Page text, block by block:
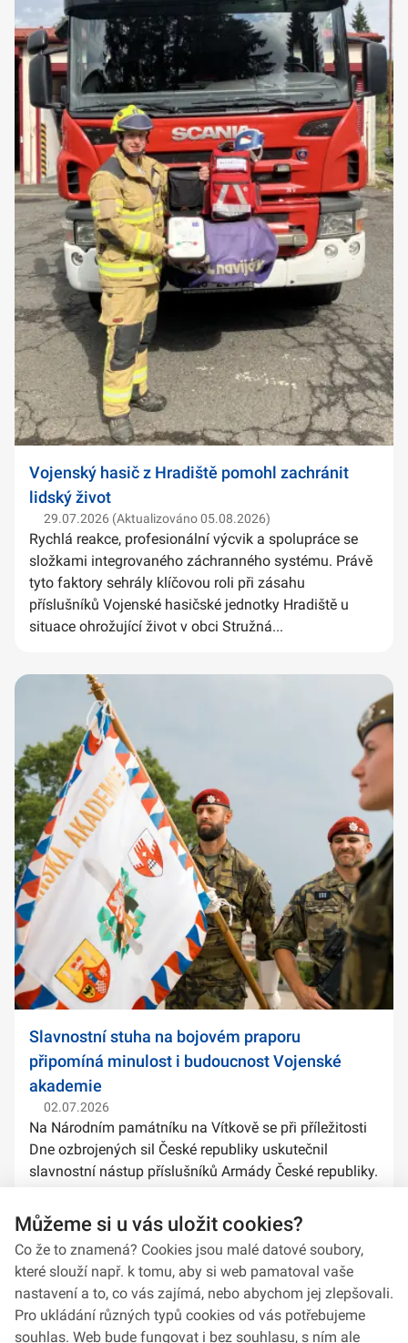
Vojenský hasič z Hradiště pomohl zachránit
lidský život
29.07.2026 (Aktualizováno 05.08.2026)
Rychlá reakce, profesionální výcvik a spolupráce se
složkami integrovaného záchranného systému. Právě
tyto faktory sehrály klíčovou roli při zásahu
příslušníků Vojenské hasičské jednotky Hradiště u
situace ohrožující život v obci Stružná...
Slavnostní stuha na bojovém praporu
připomíná minulost i budoucnost Vojenské
akademie
02.07.2026
Na Národním památníku na Vítkově se při příležitosti
Dne ozbrojených sil České republiky uskutečnil
slavnostní nástup příslušníků Armády České republiky.
stuh na bojové prapory vybranýc...
Můžeme si u vás uložit cookies?
Co že to znamená? Cookies jsou malé datové soubory,
které slouží např. k tomu, aby si web pamatoval vaše
nastavení a to, co vás zajímá, nebo abychom jej zlepšovali.
Pro ukládání různých typů cookies od vás potřebujeme
souhlas. Web bude fungovat i bez souhlasu, s ním ale